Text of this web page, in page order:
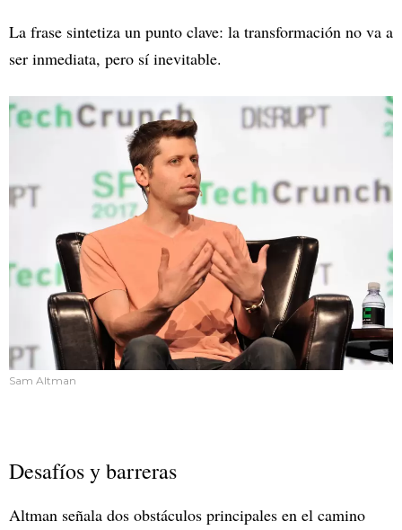
La frase sintetiza un punto clave: la transformación no va a
ser inmediata, pero sí inevitable.
Sam Altman
Desafíos y barreras
Altman señala dos obstáculos principales en el camino